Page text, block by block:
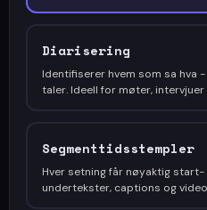
Diarisering
Identifiserer hvem som sa hva
taler. Ideell for møter,
Segmenttidsstempler
Hver setning får nøyaktig
undertekster, captions og